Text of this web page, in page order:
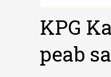
KPG
peab